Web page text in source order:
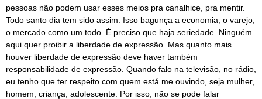
pessoas não podem usar esses meios pra canalhice, pra mentir.
Todo santo dia tem sido assim. Isso bagunça a economia, o varejo,
o mercado como um todo. É preciso que haja seriedade. Ninguém
aqui quer proibir a liberdade de expressão. Mas quanto mais
houver liberdade de expressão deve haver também
responsabilidade de expressão. Quando falo na televisão, no rádio,
eu tenho que ter respeito com quem está me ouvindo, seja mulher,
homem, criança, adolescente. Por isso, não se pode falar